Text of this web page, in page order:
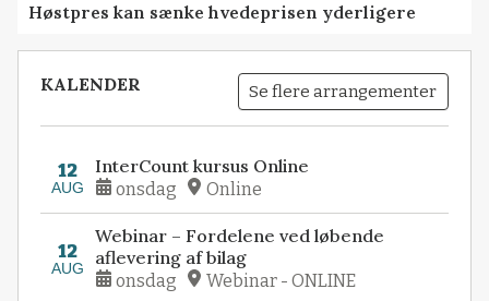
Høstpres kan sænke hvedeprisen yderligere
KALENDER Se flere arrangementer
12
AUG
InterCount kursus Online
onsdag Online
12
AUG
Webinar – Fordelene ved løbende
aflevering af bilag
onsdag Webinar - ONLINE